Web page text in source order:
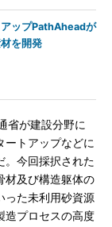
ップPathAheadが
を開発
省が建設分野に
ートアップなどに
。今回採択された
材及び構造躯体の
った未利用砂資源
造プロセスの高度